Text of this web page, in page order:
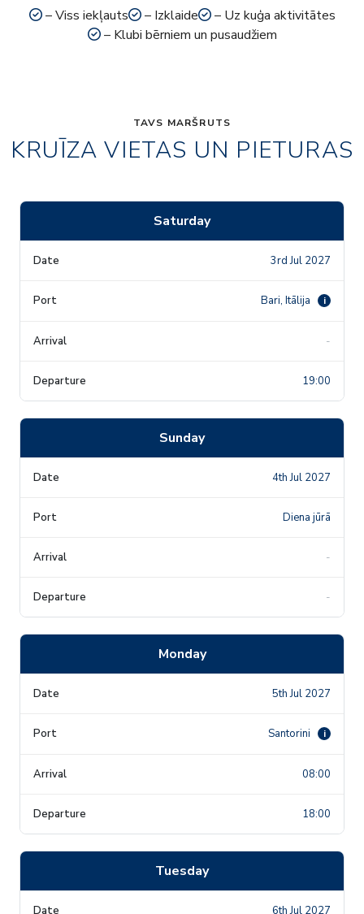
– Viss iekļauts – Izklaide
– Uz kuģa aktivitātes
– Klubi bērniem un pusaudžiem
TAVS MARŠRUTS
KRUĪZA VIETAS UN PIETURAS
Saturday
3rd Jul 2027
Bari, Itālija i
-
19:00
Sunday
4th Jul 2027
Diena jūrā
-
-
Monday
5th Jul 2027
Santorini i
08:00
18:00
Tuesday
6th Jul 2027